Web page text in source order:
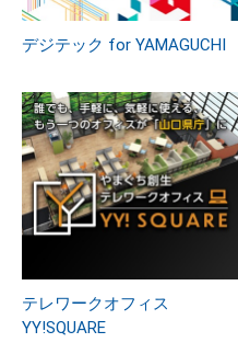
デジテック for YAMAGUCHI
テレワークオフィス
YY!SQUARE